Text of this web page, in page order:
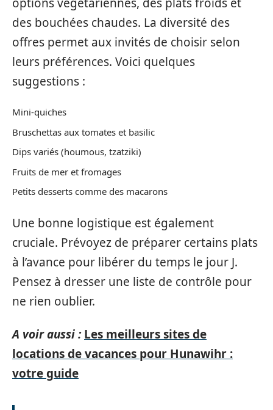
des bouchées chaudes. La diversité des
offres permet aux invités de choisir selon
leurs préférences. Voici quelques
suggestions :
Mini-quiches
Bruschettas aux tomates et basilic
Dips variés (houmous, tzatziki)
Fruits de mer et fromages
Petits desserts comme des macarons
Une bonne logistique est également
cruciale. Prévoyez de préparer certains plats
à l’avance pour libérer du temps le jour J.
Pensez à dresser une liste de contrôle pour
ne rien oublier.
A voir aussi : Les meilleurs sites de
locations de vacances pour Hunawihr :
votre guide